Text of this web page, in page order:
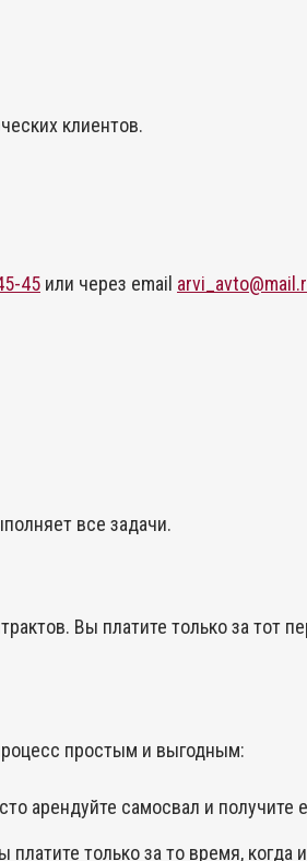
клиентов.
45 или через email
все задачи.
Вы платите только за тот
простым и выгодным:
арендуйте самосвал и
только за то время, когда